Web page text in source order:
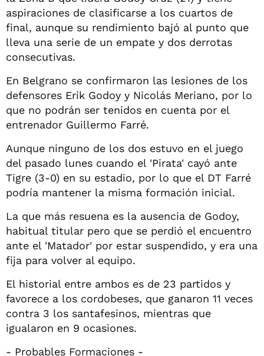
aspiraciones de clasificarse a los cuartos de
final, aunque su rendimiento bajó al punto que
lleva una serie de un empate y dos derrotas
consecutivas.
En Belgrano se confirmaron las lesiones de los
defensores Erik Godoy y Nicolás Meriano, por lo
que no podrán ser tenidos en cuenta por el
entrenador Guillermo Farré.
Aunque ninguno de los dos estuvo en el juego
del pasado lunes cuando el 'Pirata' cayó ante
Tigre (3-0) en su estadio, por lo que el DT Farré
podría mantener la misma formación inicial.
La que más resuena es la ausencia de Godoy,
habitual titular pero que se perdió el encuentro
ante el 'Matador' por estar suspendido, y era una
fija para volver al equipo.
El historial entre ambos es de 23 partidos y
favorece a los cordobeses, que ganaron 11 veces
contra 3 los santafesinos, mientras que
igualaron en 9 ocasiones.
- Probables Formaciones -